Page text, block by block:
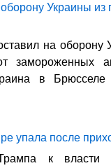
Украины из
на оборону
замороженных
в Брюсселе
упала после
к власти